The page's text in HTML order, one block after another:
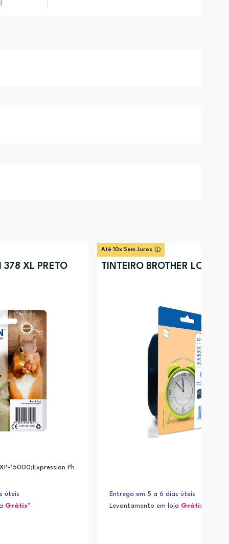
378 XL PRETO
15000;Expression Ph
úteis
Grátis*
Até 10x Sem Juros
TINTEIRO BROTHER
Entrega em 5 a 6 dias úteis
Levantamento em loja Grátis*